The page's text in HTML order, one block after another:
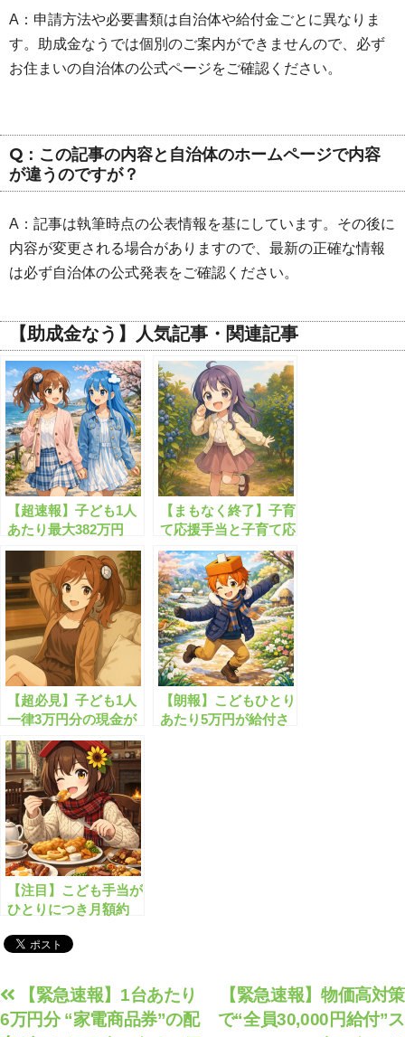
A：申請方法や必要書類は自治体や給付金ごとに異なりま
す。助成金なうでは個別のご案内ができませんので、必ず
お住まいの自治体の公式ページをご確認ください。
Q：この記事の内容と自治体のホームページで内容
が違うのですが？
A：記事は執筆時点の公表情報を基にしています。その後に
内容が変更される場合がありますので、最新の正確な情報
は必ず自治体の公式発表をご確認ください。
【助成金なう】人気記事・関連記事
【超速報】子ども1人
あたり最大382万円
の”神の子給付金”が
始まります！
【まもなく終了】子育
て応援手当と子育て応
援特別手当、あわせて
4万円が支給されま
す！！
【超必見】子ども1人
一律3万円分の現金が
もらえます！
【朗報】こどもひとり
あたり5万円が給付さ
【注目】こども手当が
ひとりにつき月額約
ました！
投
稿
【緊急速報】物価高対策
で“全員30,000円給付”ス
【緊急速報】1台あたり
6万円分 “家電商品券”の配